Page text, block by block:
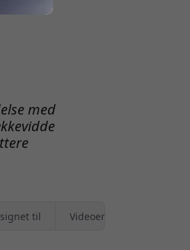
med
til Videoer